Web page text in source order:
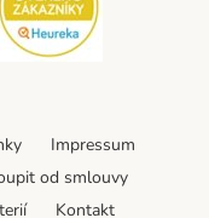
Impressum
od smlouvy
Kontakt